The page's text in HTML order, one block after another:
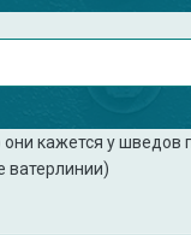
кажется у
ватерлинии)